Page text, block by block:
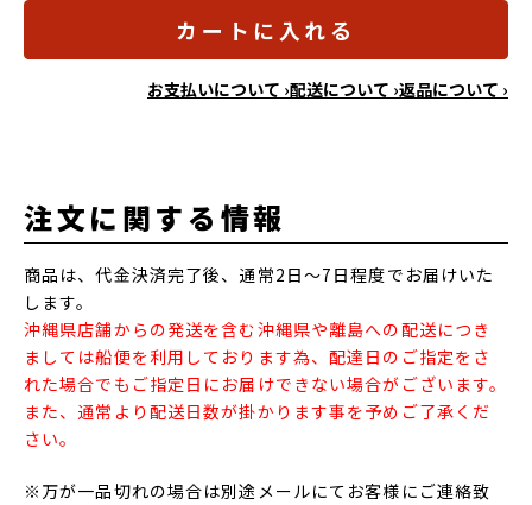
カートに入れる
お支払いについて ›配送について ›返品について ›
注文に関する情報
商品は、代金決済完了後、通常2日～7日程度でお届けいた
します。
沖縄県店舗からの発送を含む沖縄県や離島への配送につき
ましては船便を利用しております為、配達日のご指定をさ
れた場合でもご指定日にお届けできない場合がございます。
また、通常より配送日数が掛かります事を予めご了承くだ
さい。
※万が一品切れの場合は別途メールにてお客様にご連絡致